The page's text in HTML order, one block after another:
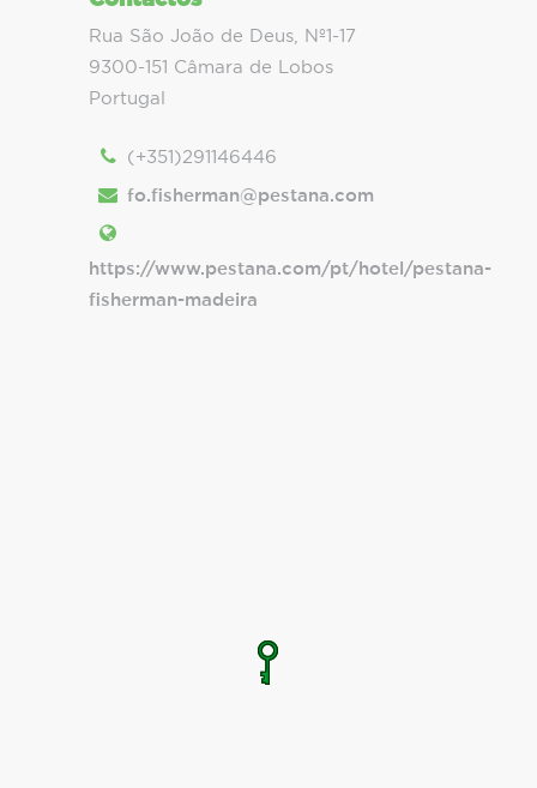
Rua São João de Deus, Nº1-17
9300-151 Câmara de Lobos
Portugal
(+351)291146446
fo.fisherman@pestana.com
https://www.pestana.com/pt/hotel/pestana-
fisherman-madeira